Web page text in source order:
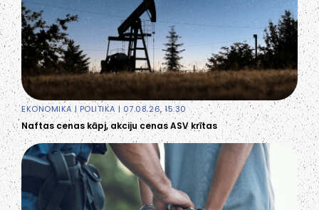
EKONOMIKA| POLITIKA | 07.08.26, 15:30
Naftas cenas kāpj, akciju cenas ASV krītas